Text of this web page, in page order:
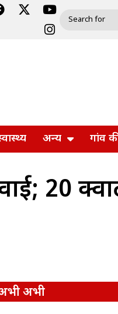
अन्य गांव
20
अभी